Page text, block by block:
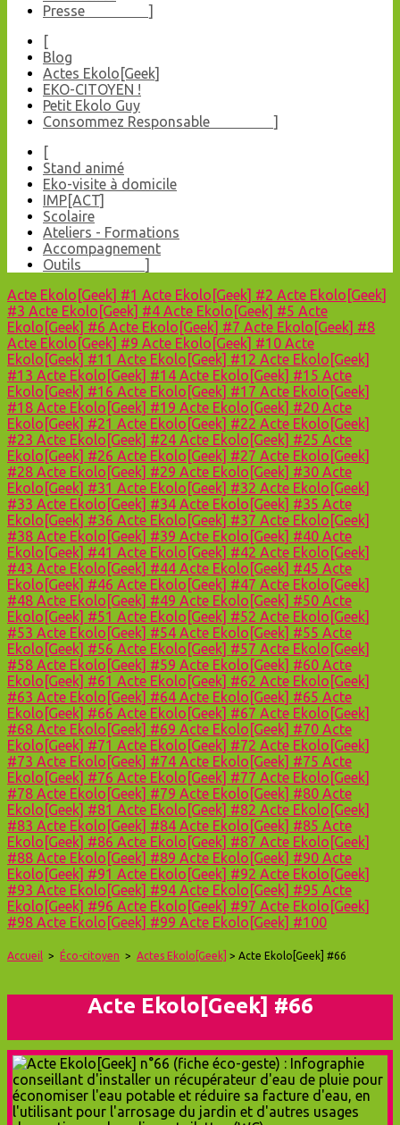
Presse ]
[
Blog
Actes Ekolo[Geek]
EKO-CITOYEN !
Petit Ekolo Guy
Consommez Responsable ]
[
Stand animé
Eko-visite à domicile
IMP[ACT]
Scolaire
Ateliers - Formations
Accompagnement
Outils ]
Acte Ekolo[Geek] #1 Acte Ekolo[Geek] #2 Acte Ekolo[Geek]
#3 Acte Ekolo[Geek] #4 Acte Ekolo[Geek] #5 Acte
Ekolo[Geek] #6 Acte Ekolo[Geek] #7 Acte Ekolo[Geek] #8
Acte Ekolo[Geek] #9 Acte Ekolo[Geek] #10 Acte
Ekolo[Geek] #11 Acte Ekolo[Geek] #12 Acte Ekolo[Geek]
#13 Acte Ekolo[Geek] #14 Acte Ekolo[Geek] #15 Acte
Ekolo[Geek] #16 Acte Ekolo[Geek] #17 Acte Ekolo[Geek]
#18 Acte Ekolo[Geek] #19 Acte Ekolo[Geek] #20 Acte
Ekolo[Geek] #21 Acte Ekolo[Geek] #22 Acte Ekolo[Geek]
#23 Acte Ekolo[Geek] #24 Acte Ekolo[Geek] #25 Acte
Ekolo[Geek] #26 Acte Ekolo[Geek] #27 Acte Ekolo[Geek]
#28 Acte Ekolo[Geek] #29 Acte Ekolo[Geek] #30 Acte
Ekolo[Geek] #31 Acte Ekolo[Geek] #32 Acte Ekolo[Geek]
#33 Acte Ekolo[Geek] #34 Acte Ekolo[Geek] #35 Acte
Ekolo[Geek] #36 Acte Ekolo[Geek] #37 Acte Ekolo[Geek]
#38 Acte Ekolo[Geek] #39 Acte Ekolo[Geek] #40 Acte
Ekolo[Geek] #41 Acte Ekolo[Geek] #42 Acte Ekolo[Geek]
#43 Acte Ekolo[Geek] #44 Acte Ekolo[Geek] #45 Acte
Ekolo[Geek] #46 Acte Ekolo[Geek] #47 Acte Ekolo[Geek]
#48 Acte Ekolo[Geek] #49 Acte Ekolo[Geek] #50 Acte
Ekolo[Geek] #51 Acte Ekolo[Geek] #52 Acte Ekolo[Geek]
#53 Acte Ekolo[Geek] #54 Acte Ekolo[Geek] #55 Acte
Ekolo[Geek] #56 Acte Ekolo[Geek] #57 Acte Ekolo[Geek]
#58 Acte Ekolo[Geek] #59 Acte Ekolo[Geek] #60 Acte
Ekolo[Geek] #61 Acte Ekolo[Geek] #62 Acte Ekolo[Geek]
#63 Acte Ekolo[Geek] #64 Acte Ekolo[Geek] #65 Acte
Ekolo[Geek] #66 Acte Ekolo[Geek] #67 Acte Ekolo[Geek]
#68 Acte Ekolo[Geek] #69 Acte Ekolo[Geek] #70 Acte
Ekolo[Geek] #71 Acte Ekolo[Geek] #72 Acte Ekolo[Geek]
#73 Acte Ekolo[Geek] #74 Acte Ekolo[Geek] #75 Acte
Ekolo[Geek] #76 Acte Ekolo[Geek] #77 Acte Ekolo[Geek]
#78 Acte Ekolo[Geek] #79 Acte Ekolo[Geek] #80 Acte
Ekolo[Geek] #81 Acte Ekolo[Geek] #82 Acte Ekolo[Geek]
#83 Acte Ekolo[Geek] #84 Acte Ekolo[Geek] #85 Acte
Ekolo[Geek] #86 Acte Ekolo[Geek] #87 Acte Ekolo[Geek]
#88 Acte Ekolo[Geek] #89 Acte Ekolo[Geek] #90 Acte
Ekolo[Geek] #91 Acte Ekolo[Geek] #92 Acte Ekolo[Geek]
#93 Acte Ekolo[Geek] #94 Acte Ekolo[Geek] #95 Acte
Ekolo[Geek] #96 Acte Ekolo[Geek] #97 Acte Ekolo[Geek]
#98 Acte Ekolo[Geek] #99 Acte Ekolo[Geek] #100
Accueil > Éco-citoyen > Actes Ekolo[Geek] > Acte Ekolo[Geek] #66
Acte Ekolo[Geek] #66